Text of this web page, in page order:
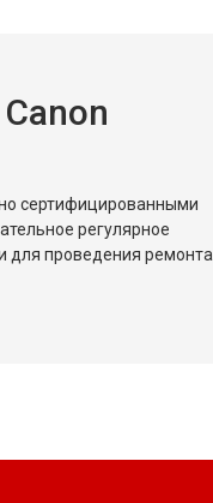
сертифицированными
регулярное
для проведения ремонта